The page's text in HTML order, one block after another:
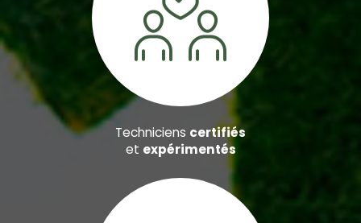
Techniciens certifiés
et expérimentés